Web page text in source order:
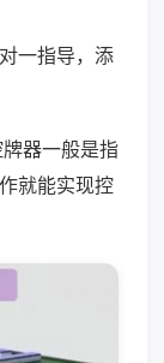
一指导，添
器一般是指
就能实现控